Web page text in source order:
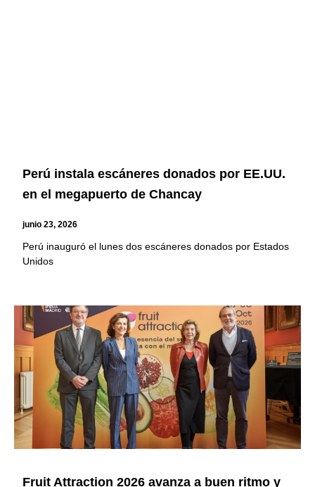
Perú instala escáneres donados por EE.UU.
en el megapuerto de Chancay
junio 23, 2026
Perú inauguró el lunes dos escáneres donados por Estados
Unidos
Fruit Attraction 2026 avanza a buen ritmo y